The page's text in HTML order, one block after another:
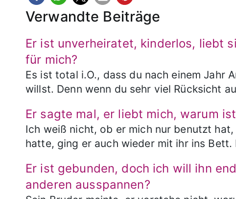
Verwandte Beiträge
Er ist unverheiratet, kinderlos, liebt
für mich?
Es ist total i.O., dass du nach einem Jahr
willst. Denn wenn du sehr viel Rücksicht
Er sagte mal, er liebt mich, warum
Ich weiß nicht, ob er mich nur benutzt
hatte, ging er auch wieder mit ihr ins
Er ist gebunden, doch ich will ihn
anderen ausspannen?